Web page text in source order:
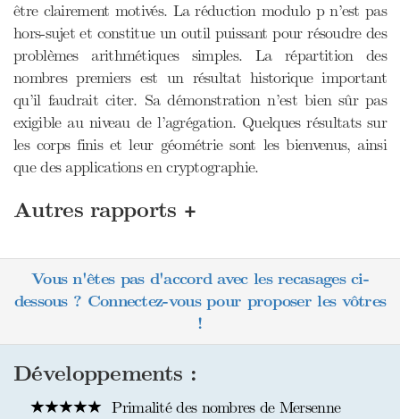
être clairement motivés. La réduction modulo p n’est pas
hors-sujet et constitue un outil puissant pour résoudre des
problèmes arithmétiques simples. La répartition des
nombres premiers est un résultat historique important
qu’il faudrait citer. Sa démonstration n’est bien sûr pas
exigible au niveau de l’agrégation. Quelques résultats sur
les corps finis et leur géométrie sont les bienvenus, ainsi
que des applications en cryptographie.
Autres rapports +
Vous n'êtes pas d'accord avec les recasages ci-
dessous ? Connectez-vous pour proposer les vôtres
!
Développements :
Primalité des nombres de Mersenne